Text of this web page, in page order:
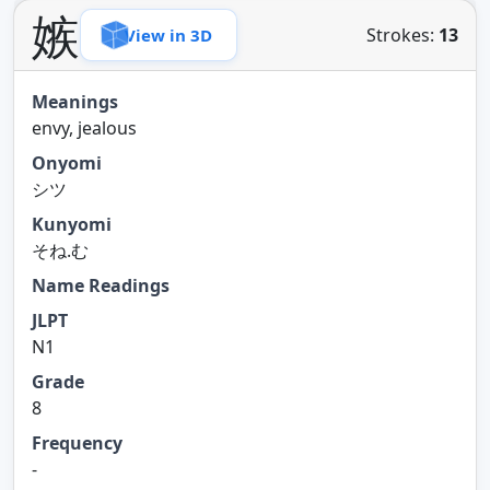
嫉 View in 3D Strokes: 13
Meanings
envy, jealous
Onyomi
シツ
Kunyomi
そね.む
Name Readings
JLPT
N1
Grade
8
Frequency
-